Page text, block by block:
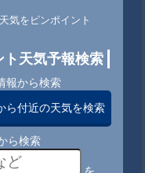
気をピンポイント
ト天気予報検索
報から検索
ら付近の天気を検索
ら検索